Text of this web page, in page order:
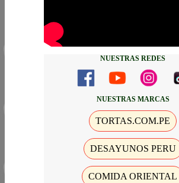
NUESTRAS REDES
NUESTRAS MARCAS
TORTAS.COM.PE
DESAYUNOS PERU
COMIDA ORIENTAL